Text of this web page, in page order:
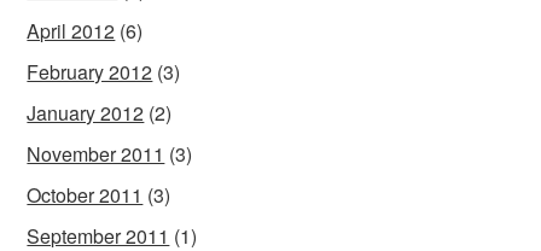
April 2012 (6)
February 2012 (3)
January 2012 (2)
November 2011 (3)
October 2011 (3)
September 2011 (1)